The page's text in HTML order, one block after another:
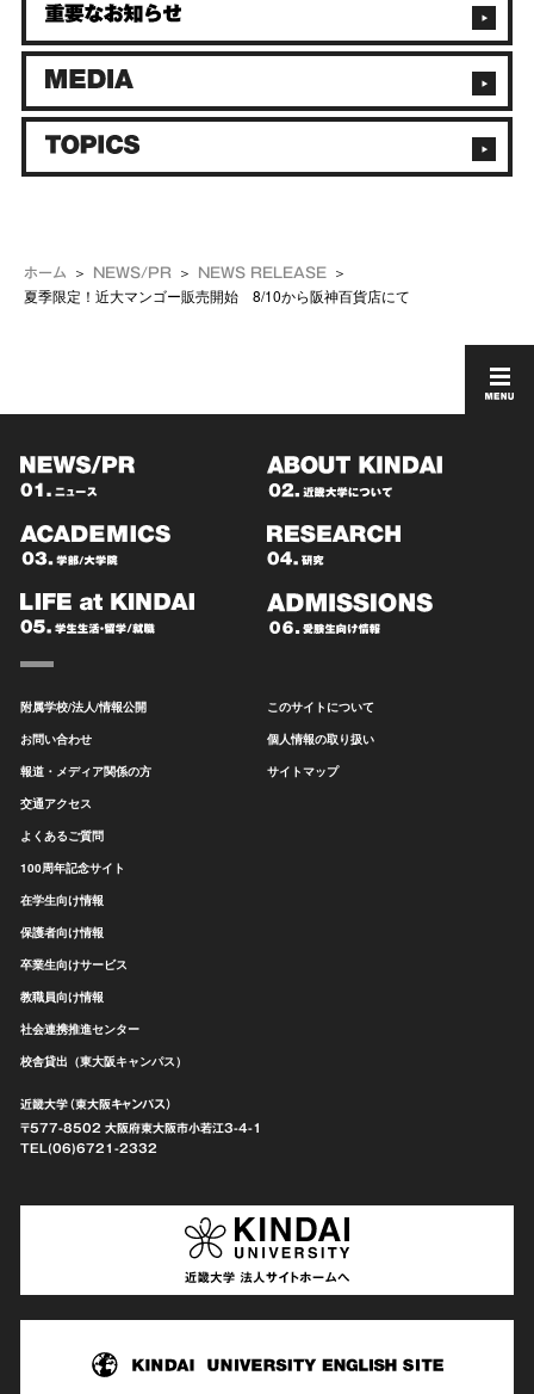
ホーム NEWS/PR NEWS RELEASE
夏季限定！近大マンゴー販売開始 8/10から阪神百貨店にて
附属学校/法人/情報公開
お問い合わせ
報道・メディア関係の方
交通アクセス
よくあるご質問
100周年記念サイト
在学生向け情報
保護者向け情報
卒業生向けサービス
教職員向け情報
社会連携推進センター
校舎貸出（東大阪キャンパス）
このサイトについて
個人情報の取り扱い
サイトマップ
近畿大学（東大阪キャンパス）
〒577-8502 大阪府東大阪市小若江3-4-1
TEL(06)6721-2332